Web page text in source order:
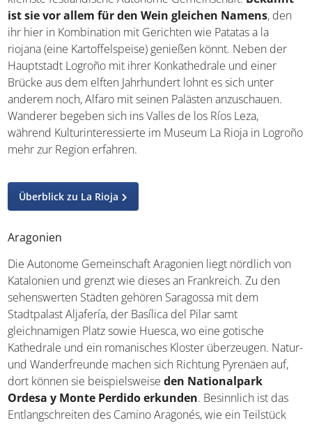
Namens, den ihr hier in Kombination mit Gerichten wie
Patatas a la riojana (eine Kartoffelspeise) genießen könnt.
Neben der Hauptstadt Logroño mit ihrer Konkathedrale
und einer Brücke aus dem elften Jahrhundert lohnt es
sich unter anderem noch, Alfaro mit seinen Palästen
anzuschauen. Wanderer begeben sich ins Valles de los
Ríos Leza, während Kulturinteressierte im Museum La
Rioja in Logroño mehr zur Region erfahren.
Aragonien
Die Autonome Gemeinschaft Aragonien liegt nördlich von
sehenswerten Städten gehören Saragossa mit dem
Stadtpalast Aljafería, der Basílica del Pilar samt
gleichnamigen Platz sowie Huesca, wo eine gotische
Kathedrale und ein romanisches Kloster überzeugen.
Natur- und Wanderfreunde machen sich Richtung
Pyrenäen auf, dort können sie beispielsweiseden
Nationalpark Ordesa y Monte Perdido erkunden.
Besinnlich ist das Entlangschreiten des Camino Aragonés,
wie ein Teilstück einer der spanischen Jakobswege heißt.